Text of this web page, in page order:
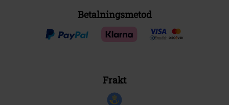
Betalningsmetod
Frakt